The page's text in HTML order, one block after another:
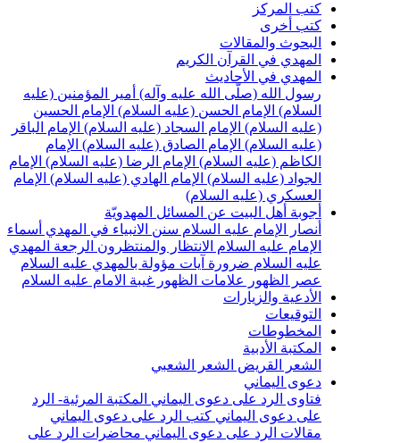
والمقالات
في القرآن الكريم
في الأحاديث
الله (صلّى الله عليه وآله) أمير المؤمنين (عليه
الإمام الحسن (عليه السلام) الإمام الحسين
الإمام السجاد (عليه السلام) الإمام الباقر
الإمام الصادق (عليه السلام) الإمام
(عليه السلام) الإمام الرضا (عليه السلام) الإمام
(عليه السلام) الإمام الهادي (عليه السلام) الإمام
(عليه السلام)
أهل البيت عن المسائل المهدويّة
الإمام عليه السلامسنن الانبياء في المهديأسماء
عليه السلامالانتظار والمنتظرونالرجعةالمهدي
السلام ضرورة آيات مؤولة بالمهدي عليه السلام
علامات الظهورغيبة الامام عليه السلام
والزيارات
الأدبية
الشعر الشعبي
اليماني
الرد على دعوى اليماني المكتبة المرئية- الرد
دعوى اليماني كتب الرد على دعوى اليماني
الرد على دعوى اليماني محاضرات الرد على